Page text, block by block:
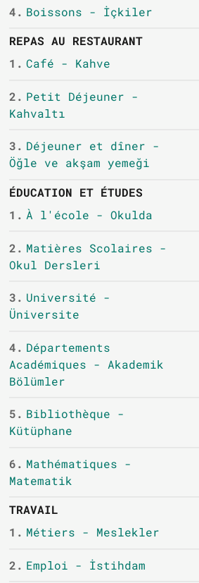
4. Boissons - İçkiler
REPAS AU RESTAURANT
1. Café - Kahve
2. Petit Déjeuner -
Kahvaltı
3. Déjeuner et dîner -
Öğle ve akşam yemeği
ÉDUCATION ET ÉTUDES
1. À l'école - Okulda
2. Matières Scolaires -
Okul Dersleri
3. Université -
Üniversite
4. Départements
Académiques - Akademik
Bölümler
5. Bibliothèque -
Kütüphane
6. Mathématiques -
Matematik
TRAVAIL
1. Métiers - Meslekler
2. Emploi - İstihdam